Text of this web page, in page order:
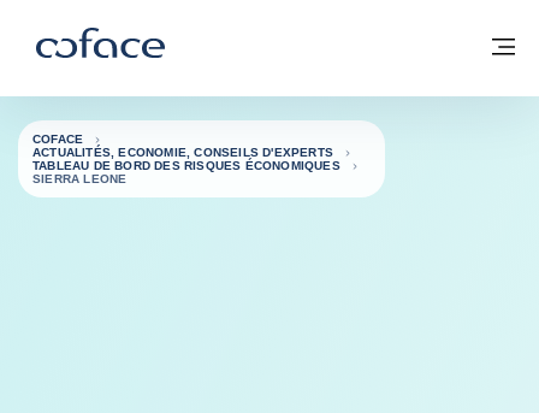
Coface, for Trade - Page d'accueil Groupe Coface
Retour à la page d'accueil
COFACE
ACTUALITÉS, ECONOMIE, CONSEILS D'EXPERTS
TABLEAU DE BORD DES RISQUES ÉCONOMIQUES
SIERRA LEONE